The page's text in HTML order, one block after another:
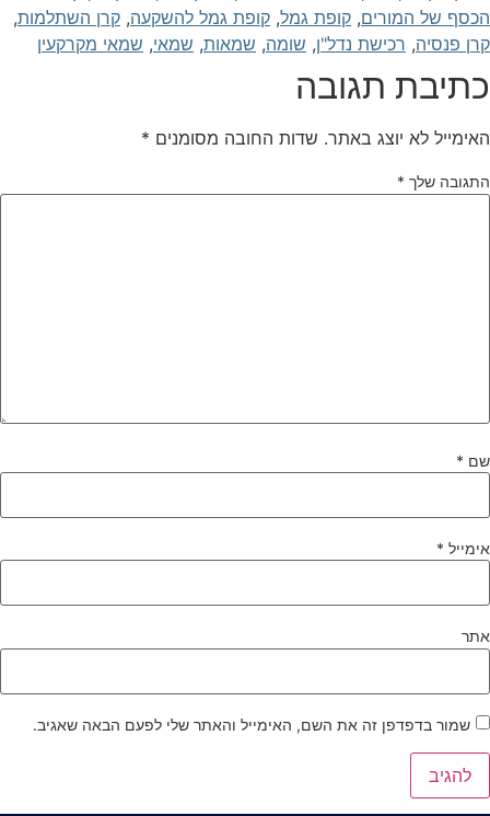
של המורים, קופת גמל, קופת גמל להשקעה, קרן השתלמות,
פנסיה, רכישת נדל"ן, שומה, שמאות, שמאי, שמאי מקרקעין
תגובה
לא יוצג באתר. שדות החובה מסומנים *
שלך *
*
*
שמור בדפדפן זה את השם, האימייל והאתר שלי לפעם הבאה שאגיב.